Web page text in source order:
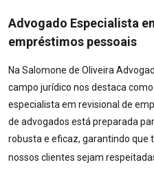
Advogado Especialista
empréstimos pessoais
Na Salomone de Oliveira
campo jurídico nos destaca
especialista em revisional de
de advogados está preparada
robusta e eficaz, garantindo que
nossos clientes sejam